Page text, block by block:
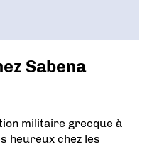
Sabena
militaire grecque à
heureux chez les